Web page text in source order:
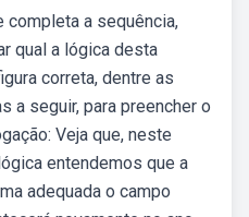
completa a sequência,
qual a lógica desta
correta, dentre as
a seguir, para preencher o
Veja que, neste
entendemos que a
adequada o campo